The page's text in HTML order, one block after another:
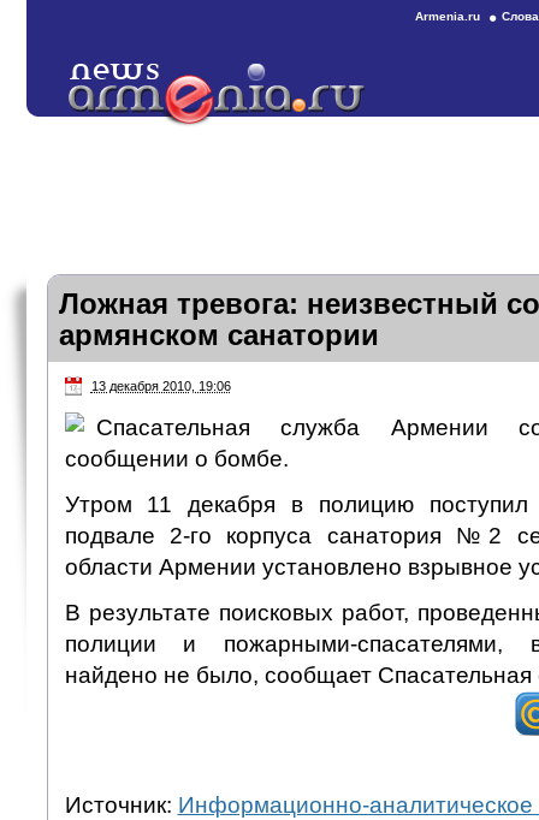
Armenia.ru
Ложная тревога: неизвестный
армянском санатории
13 декабря 2010, 19:06
Спасательная служба Армении
сообщении о бомбе.
Утром 11 декабря в полицию
подвале 2-го корпуса санатория №2
области Армении установлено взрывное
В результате поисковых работ,
полиции и пожарными-спасателями,
найдено не было, сообщает
Источник: Информационно-аналитическое